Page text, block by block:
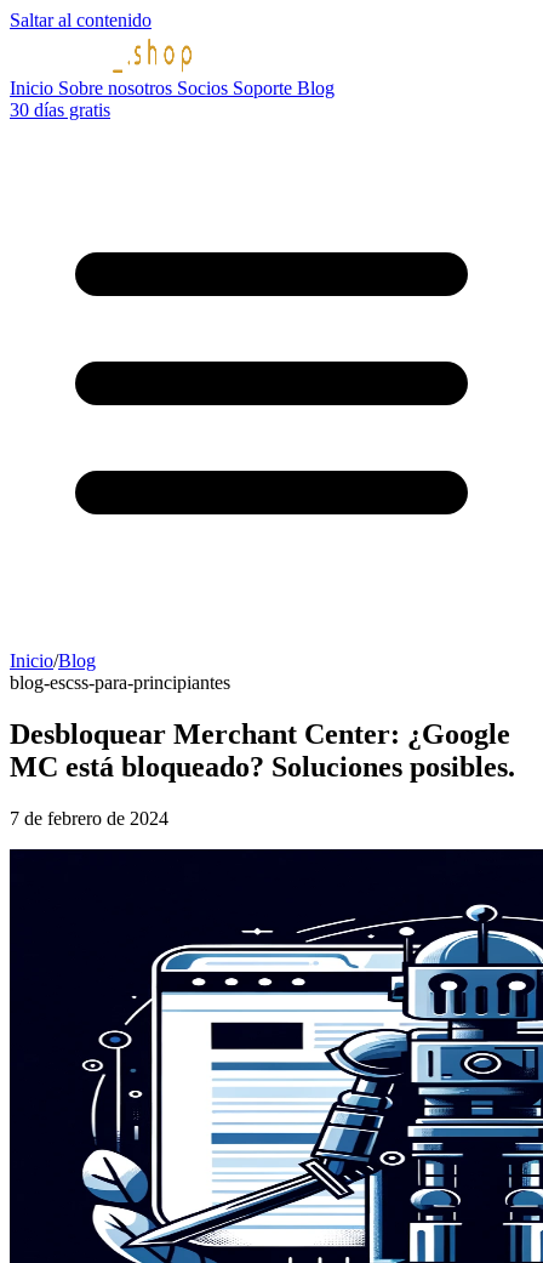
Saltar al contenido
Inicio Sobre nosotros Socios Soporte Blog
30 días gratis
Inicio/Blog
blog-escss-para-principiantes
Desbloquear Merchant Center: ¿Google
MC está bloqueado? Soluciones posibles.
7 de febrero de 2024